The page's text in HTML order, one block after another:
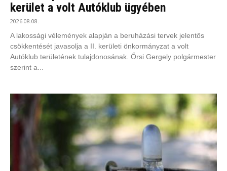
kerület a volt Autóklub ügyében
2026.08.08.
A lakossági vélemények alapján a beruházási tervek jelentős
csökkentését javasolja a II. kerületi önkormányzat a volt
Autóklub területének tulajdonosának. Őrsi Gergely polgármester
szerint a...